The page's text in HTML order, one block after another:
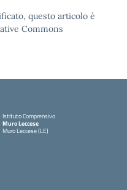
questo articolo è
Commons
Istituto Comprensivo
Muro Leccese
Muro Leccese (LE)